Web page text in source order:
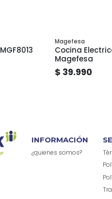
Magefesa
Cocina
Magefesa
$ 39.990
INFORMACIÓN
¿quienes somos?